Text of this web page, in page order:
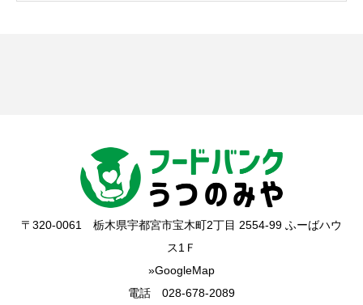
〒320-0061 栃木県宇都宮市宝木町2丁目 2554-99 ふーばハウ
ス1Ｆ
»GoogleMap
電話 028-678-2089